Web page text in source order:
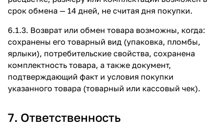
срок обмена — 14 дней, не считая дня покупки.
6.1.3. Возврат или обмен товара возможны, когда:
сохранены его товарный вид (упаковка, пломбы,
ярлыки), потребительские свойства, сохранена
комплектность товара, а также документ,
подтверждающий факт и условия покупки
указанного товара (товарный или кассовый чек).
7. Ответственность